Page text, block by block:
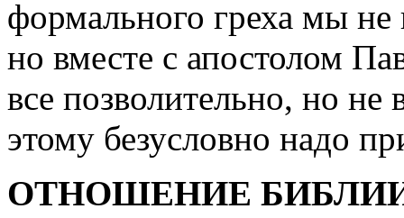
формального греха мы
но вместе с апостолом
все позволительно, но
этому безусловно надо
ОТНОШЕНИЕ